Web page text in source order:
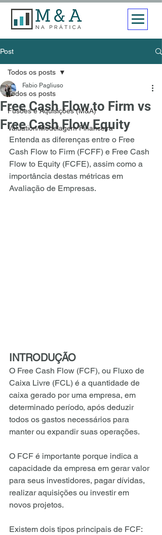
Post
Todos os posts
Fusões e Aquisições (M&A)
Valuation/Modelagem Financeira
Todos os posts
Free Cash Flow to Firm vs
Free Cash Flow Equity
Fabio Pagliuso
Entenda as diferenças entre o Free
Cash Flow to Firm (FCFF) e Free Cash
Flow to Equity (FCFE), assim como a
importância destas métricas em
Avaliação de Empresas.
INTRODUÇÃO
O Free Cash Flow (FCF), ou Fluxo de
Caixa Livre (FCL) é a quantidade de
caixa gerado por uma empresa, em
determinado período, após deduzir
todos os gastos necessários para
manter ou expandir suas operações.
O FCF é importante porque indica a
capacidade da empresa em gerar valor
para seus investidores, pagar dívidas,
realizar aquisições ou investir em
novos projetos.
Existem dois tipos principais de FCF: